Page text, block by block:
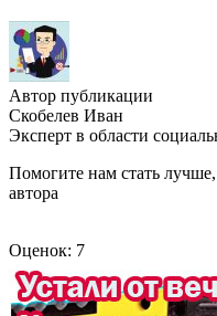
Автор публикации
Скобелев Иван
Эксперт в области
Помогите нам стать
автора
Оценок: 7